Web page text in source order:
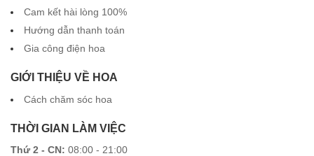
Cam kết hài lòng 100%
Hướng dẫn thanh toán
Gia công điện hoa
GIỚI THIỆU VỀ HOA
Cách chăm sóc hoa
THỜI GIAN LÀM VIỆC
Thứ 2 - CN: 08:00 - 21:00